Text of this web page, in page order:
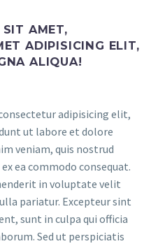
SIT AMET,
ADIPISICING ELIT,
ALIQUA!
adipisicing elit,
ut labore et dolore
veniam, quis nostrud
ea commodo consequat.
in voluptate velit
pariatur. Excepteur sint
sunt in culpa qui officia
Sed ut perspiciatis